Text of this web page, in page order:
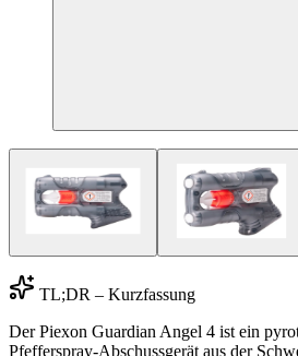
TL;DR – Kurzfassung
Der Piexon Guardian Angel 4 ist ein
Pfefferspray-Abschussgerät aus der